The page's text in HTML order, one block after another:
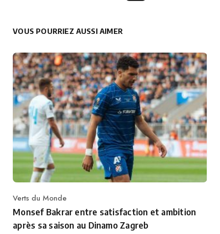
VOUS POURRIEZ AUSSI AIMER
Category
Verts du Monde
Monsef Bakrar entre satisfaction et ambition
après sa saison au Dinamo Zagreb